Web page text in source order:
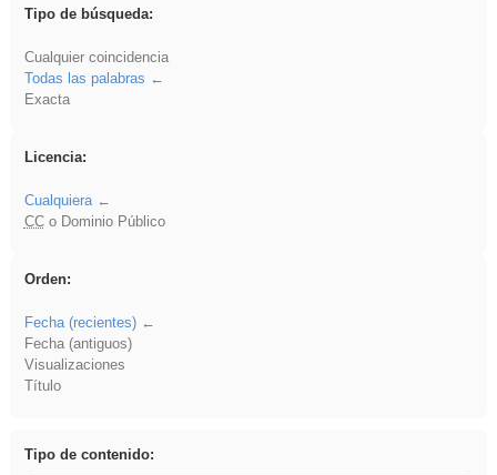
Tipo de búsqueda:
Cualquier coincidencia
Todas las palabras
Exacta
Licencia:
Cualquiera
CCo Dominio Público
Orden:
Fecha (recientes)
Fecha (antiguos)
Visualizaciones
Título
Tipo de contenido: